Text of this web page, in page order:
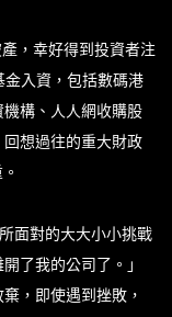
，幸好得到投資者注
金入資，包括數碼港
構、人人網收購股
想過往的重大財政
面對的大大小小挑戰
了我的公司了。」
，即使遇到挫敗，